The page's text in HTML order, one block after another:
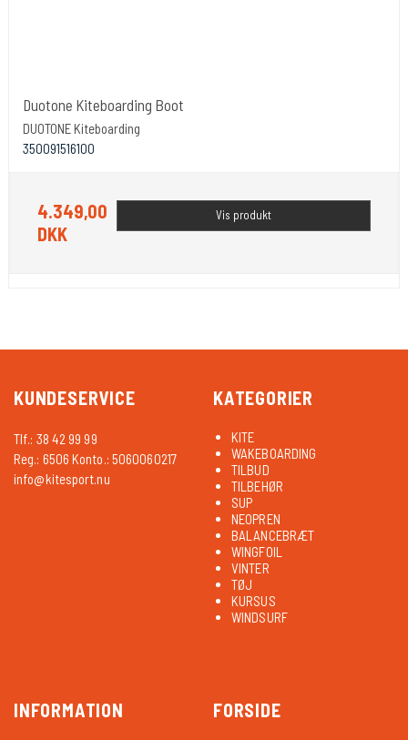
Duotone Kiteboarding Boot
DUOTONE Kiteboarding
350091516100
4.349,00
DKK
Vis produkt
KUNDESERVICE
Tlf.: 38 42 99 99
Reg.: 6506 Konto.: 5060060217
info@kitesport.nu
KATEGORIER
KITE
WAKEBOARDING
TILBUD
TILBEHØR
SUP
NEOPREN
BALANCEBRÆT
WINGFOIL
VINTER
TØJ
KURSUS
WINDSURF
INFORMATION FORSIDE